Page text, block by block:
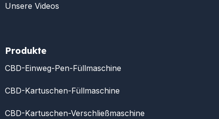
Unsere Videos
Produkte
CBD-Einweg-Pen-Füllmaschine
CBD-Kartuschen-Füllmaschine
CBD-Kartuschen-Verschließmaschine